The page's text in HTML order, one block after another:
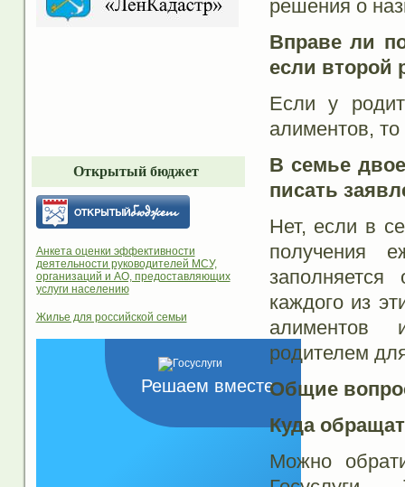
Открытый бюджет
Анкета оценки эффективности
деятельности руководителей МСУ,
организаций и АО, предоставляющих
услуги населению
Жилье для российской семьи
Решаем вместе
решения о
Вправе ли
если второй
Если у
алиментов,
В семье
писать
Нет, если в
получения
каждого из
алиментов
родителем
Общие
Куда
Можно